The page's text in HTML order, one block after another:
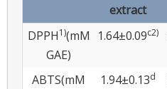
extract
DPPH1)(mM
GAE)
1.64±0.09c2)
ABTS(mM
1.94±0.13d